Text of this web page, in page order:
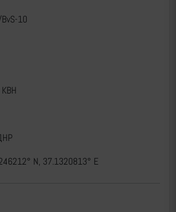
10
КВН
N, 37.1320813° E